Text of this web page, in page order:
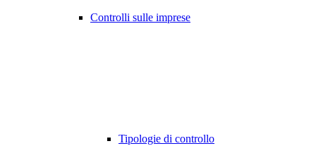
Controlli sulle imprese
Tipologie di controllo